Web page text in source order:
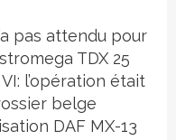
pas attendu pour
TDX 25
l’opération était
belge
DAF MX-13